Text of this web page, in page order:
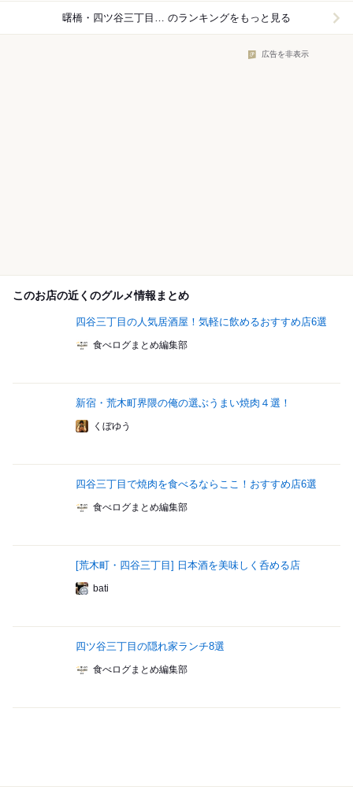
曙橋・四ツ谷三丁目×ラーメン のランキングをもっと見る
広告を非表示
このお店の近くのグルメ情報まとめ
四谷三丁目の人気居酒屋！気軽に飲めるおすすめ店6選
食べログまとめ編集部
新宿・荒木町界隈の俺の選ぶうまい焼肉４選！
くぼゆう
四谷三丁目で焼肉を食べるならここ！おすすめ店6選
食べログまとめ編集部
[荒木町・四谷三丁目] 日本酒を美味しく呑める店
bati
四ツ谷三丁目の隠れ家ランチ8選
食べログまとめ編集部